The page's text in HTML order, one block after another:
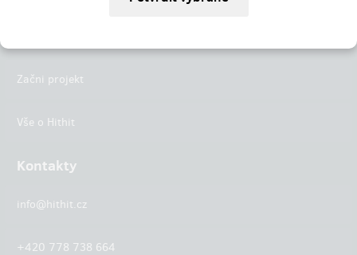
Začni projekt
Vše o Hithit
Kontakty
info@hithit.cz
+420 778 738 664